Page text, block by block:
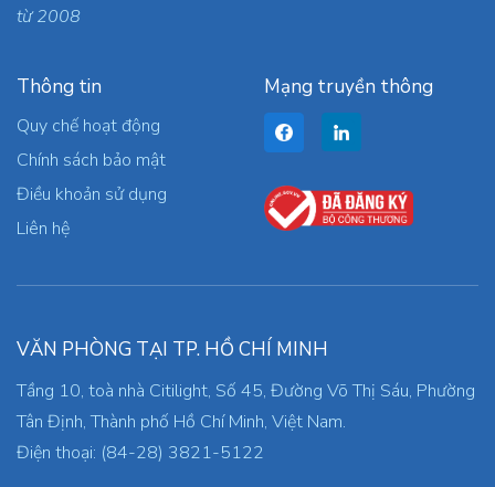
từ 2008
Thông tin
Quy chế hoạt động
Chính sách bảo mật
Điều khoản sử dụng
Liên hệ
Mạng truyền thông
VĂN PHÒNG TẠI TP. HỒ CHÍ MINH
Tầng 10, toà nhà Citilight, Số 45, Đường Võ Thị Sáu, Phường
Tân Định, Thành phố Hồ Chí Minh, Việt Nam.
Điện thoại: (84-28) 3821-5122